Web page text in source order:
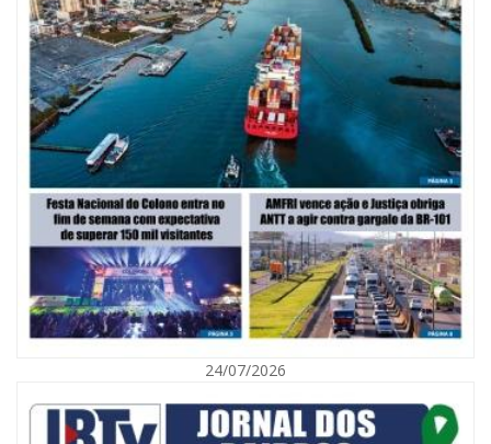
07/08/2026 | 07:00
Saúde de BC promove mutirão de DIU e Implanon na UBS Municípios
neste sábado
POLÍTICA
24/07/2026